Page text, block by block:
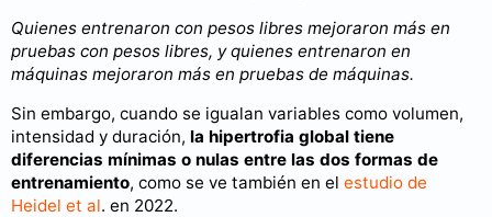
Quienes entrenaron con pesos libres mejoraron más en
pruebas con pesos libres, y quienes entrenaron en
máquinas mejoraron más en pruebas de máquinas.
Sin embargo, cuando se igualan variables como volumen,
intensidad y duración, la hipertrofia global tiene
diferencias mínimas o nulas entre las dos formas de
entrenamiento, como se ve también en el estudio de
Heidel et al. en 2022.